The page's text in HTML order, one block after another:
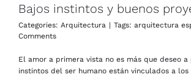
Bajos instintos y buenos
Categories: Arquitectura | Tags: arquitectura
Comments
El amor a primera vista no es más que deseo
instintos del ser humano están vinculados a los